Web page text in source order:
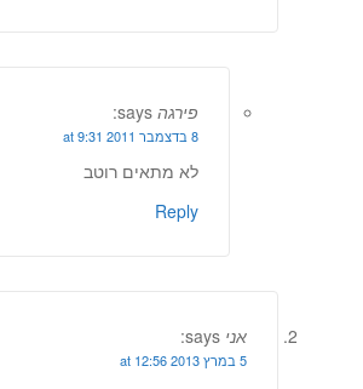
פירגה says:
8 בדצמבר 2011 at 9:31
לא מתאים רוטב
Reply
אני says:
5 במרץ 2013 at 12:56